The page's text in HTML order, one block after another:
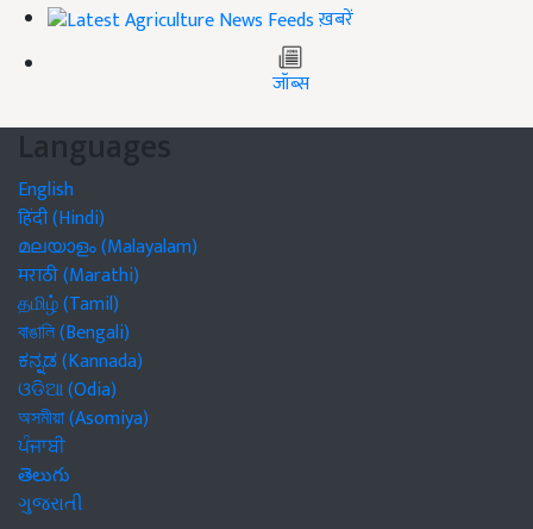
ख़बरें
जॉब्स
Languages
English
हिंदी (Hindi)
മലയാളം (Malayalam)
मराठी (Marathi)
தமிழ் (Tamil)
বাঙালি (Bengali)
ಕನ್ನಡ (Kannada)
ଓଡିଆ (Odia)
অসমীয়া (Asomiya)
ਪੰਜਾਬੀ
తెలుగు
ગુજરાતી